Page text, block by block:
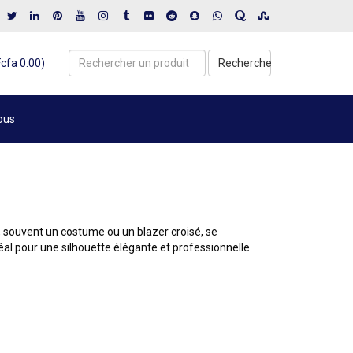
0.00) Recherche
un costume ou un blazer croisé, se
pour une silhouette élégante et professionnelle.